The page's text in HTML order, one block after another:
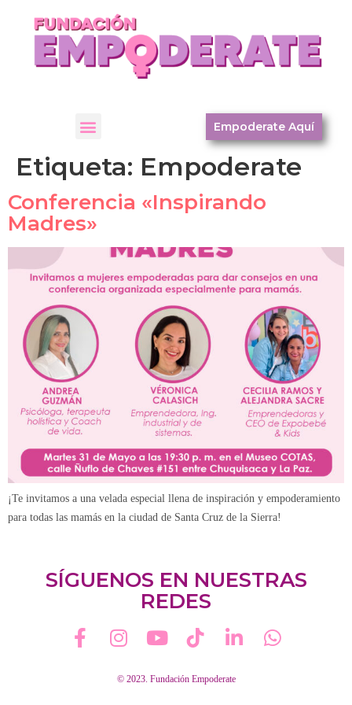
Empoderate Aquí
Etiqueta: Empoderate
Conferencia «Inspirando
Madres»
¡Te invitamos a una velada especial llena de inspiración y empoderamiento
para todas las mamás en la ciudad de Santa Cruz de la Sierra!
SÍGUENOS EN NUESTRAS
REDES
© 2023. Fundación Empoderate